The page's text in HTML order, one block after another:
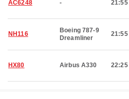
AC6248 - 21:55
NH116
Boeing 787-9
Dreamliner
21:55
HX80 Airbus A330 22:25